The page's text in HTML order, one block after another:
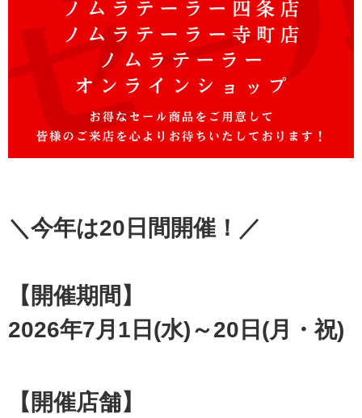
＼今年は20日間開催！／
【開催期間】
2026年7月1日(水)～20日(月・祝)
【開催店舗】